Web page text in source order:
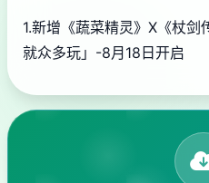
1.新增《蔬菜精灵》X《杖
就众多玩」-8月18日开启